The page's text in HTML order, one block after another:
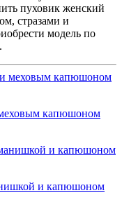
пуховик женский
стразами и
модель по
капюшоном
и капюшоном